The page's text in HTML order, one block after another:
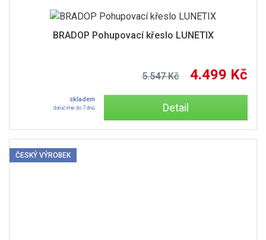
BRADOP Pohupovací křeslo LUNETIX
5.547 Kč 4.499 Kč
skladem
doručíme do 7 dnů Detail
ČESKÝ VÝROBEK